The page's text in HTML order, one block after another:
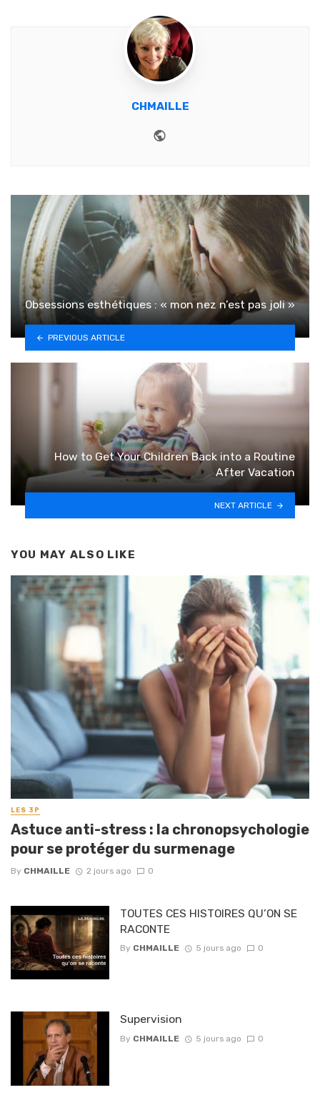
CHMAILLE
Obsessions esthétiques : « mon nez n’est pas joli »
PREVIOUS ARTICLE
How to Get Your Children Back into a Routine
After Vacation
NEXT ARTICLE
YOU MAY ALSO LIKE
LES 3P
Astuce anti-stress : la chronopsychologie
pour se protéger du surmenage
By CHMAILLE 2 jours ago 0
TOUTES CES HISTOIRES QU’ON SE
RACONTE
By CHMAILLE 5 jours ago 0
Supervision
By CHMAILLE 5 jours ago 0